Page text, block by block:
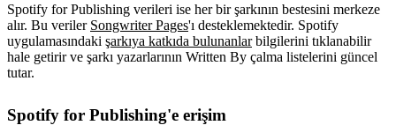
Spotify for Publishing verileri ise her bir şarkının bestesini merkeze
alır. Bu veriler Songwriter Pages'ı desteklemektedir. Spotify
uygulamasındaki şarkıya katkıda bulunanlarbilgilerini tıklanabilir
hale getirir ve şarkı yazarlarının Written By çalma listelerini güncel
tutar.
Spotify for Publishing'e erişim